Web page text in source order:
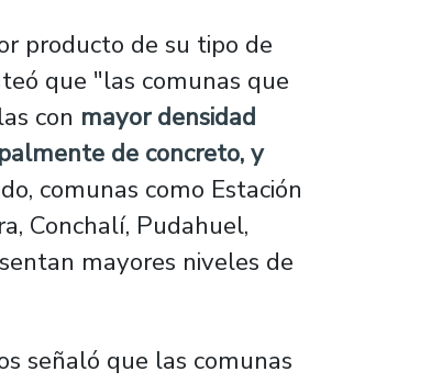
producto de su tipo de
que "las comunas que
con mayor densidad
de concreto, y
comunas como Estación
Conchalí, Pudahuel,
mayores niveles de
señaló que las comunas